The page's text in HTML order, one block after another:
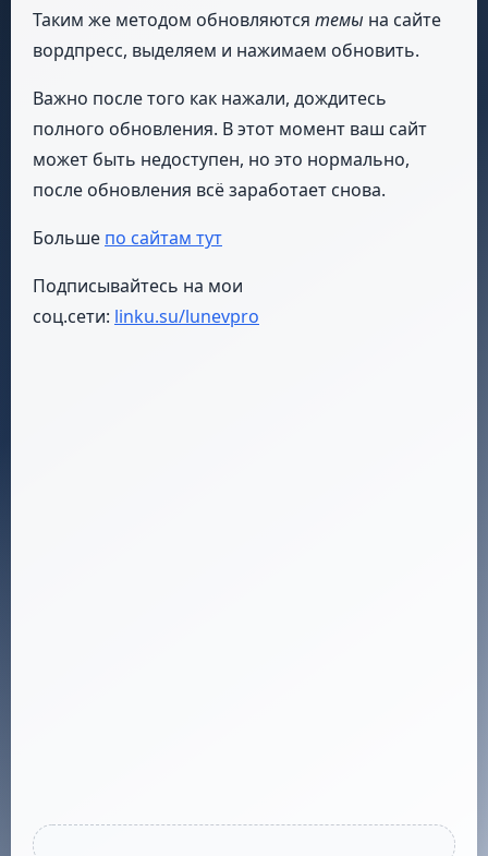
Таким же методом обновляются темы на сайте
вордпресс, выделяем и нажимаем обновить.
Важно после того как нажали, дождитесь
полного обновления. В этот момент ваш сайт
может быть недоступен, но это нормально,
после обновления всё заработает снова.
Больше по сайтам тут
Подписывайтесь на мои
соц.сети: linku.su/lunevpro